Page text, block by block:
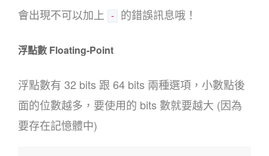
會出現不可以加上 - 的錯誤訊息哦！
浮點數 Floating-Point
浮點數有 32 bits 跟 64 bits 兩種選項，小數點後
面的位數越多，要使用的 bits 數就要越大 (因為
要存在記憶體中)